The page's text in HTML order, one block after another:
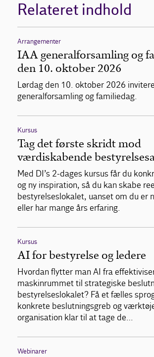
Relateret indhold
Arrangementer
IAA generalforsamling og
den 10. oktober 2026
Lørdag den 10. oktober 2026
generalforsamling og familiedag.
Kursus
Tag det første skridt mod
værdiskabende
Med DI’s 2-dages kursus får du
og ny inspiration, så du kan skabe
bestyrelseslokalet, uanset om du er
eller har mange års erfaring.
Kursus
AI for bestyrelse og ledere
Hvordan flytter man AI fra
maskinrummet til strategiske
bestyrelseslokalet? Få et fælles
konkrete beslutningsgreb og
organisation klar til at tage de…
Webinarer